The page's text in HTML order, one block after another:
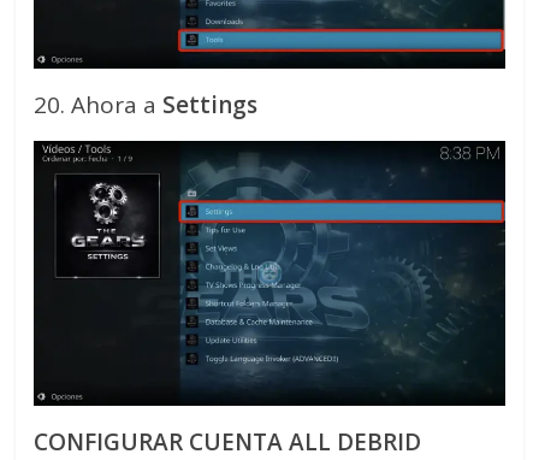
20. Ahora a Settings
CONFIGURAR CUENTA ALL DEBRID